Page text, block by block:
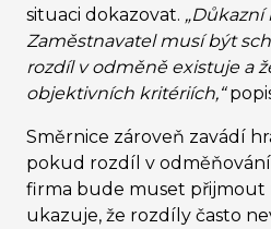
situaci dokazovat. „Důkazní
Zaměstnavatel musí být
rozdíl v odměně existuje a
objektivních kritériích,“
Směrnice zároveň zavádí
pokud rozdíl v
firma bude muset přijmout
ukazuje, že rozdíly často